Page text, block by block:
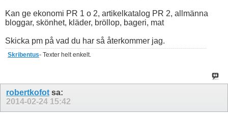
Kan ge ekonomi PR 1 o 2, artikelkatalog PR 2, allmänna
bloggar, skönhet, kläder, bröllop, bageri, mat
Skicka pm på vad du har så återkommer jag.
Skribentus- Texter helt enkelt.
robertkofot sa:
2014-02-24 15:42